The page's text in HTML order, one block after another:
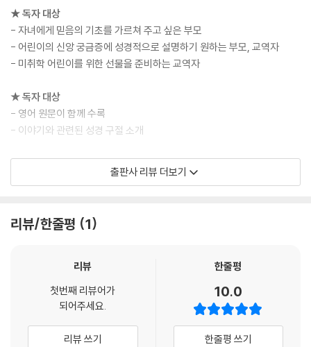
하지만 하나님은 여전히 여러분을 사랑하세요.
그분은 멀리 가지 않으세요.
나쁜 행동을 했을 때 하나님께 죄송하다고 말씀드리세요.
그러면 하나님은 여러분을 용서해 주시고
하나님은 매일 밤, 매일 낮, 여러분과 함께한다고 말씀하세요.
하나님은 항상 옳으시기 때문에 그분의 말은 믿을 수 있어요!
그분은 여러분과 영원히 함께하실 거예요.
그리고 영원은 정말 오랜 시간이랍니다!
★ 독자 대상
- 자녀에게 믿음의 기초를 가르쳐 주고 싶은 부모
- 어린이의 신앙 궁금증에 성경적으로 설명하기 원하는 부모, 교역자
- 미취학 어린이를 위한 선물을 준비하는 교역자
★ 독자 대상
- 영어 원문이 함께 수록
- 이야기와 관련된 성경 구절 소개
★ 〈하나님 궁금해요〉 시리즈
① 세상은 누가 만들었나요?
④ 성경은 어떤 책인가요?
출판사 리뷰 더보기
리뷰/한줄평 1
리뷰
첫번째 리뷰어가
되어주세요.
리뷰 쓰기
한줄평
10.0
한줄평 쓰기